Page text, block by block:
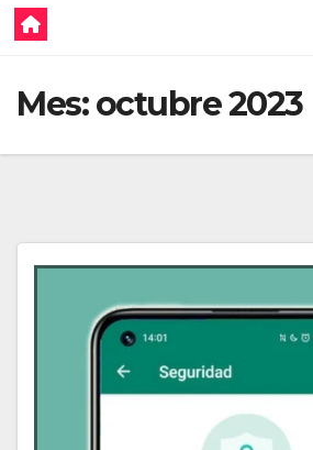
Mes:octubre 2023